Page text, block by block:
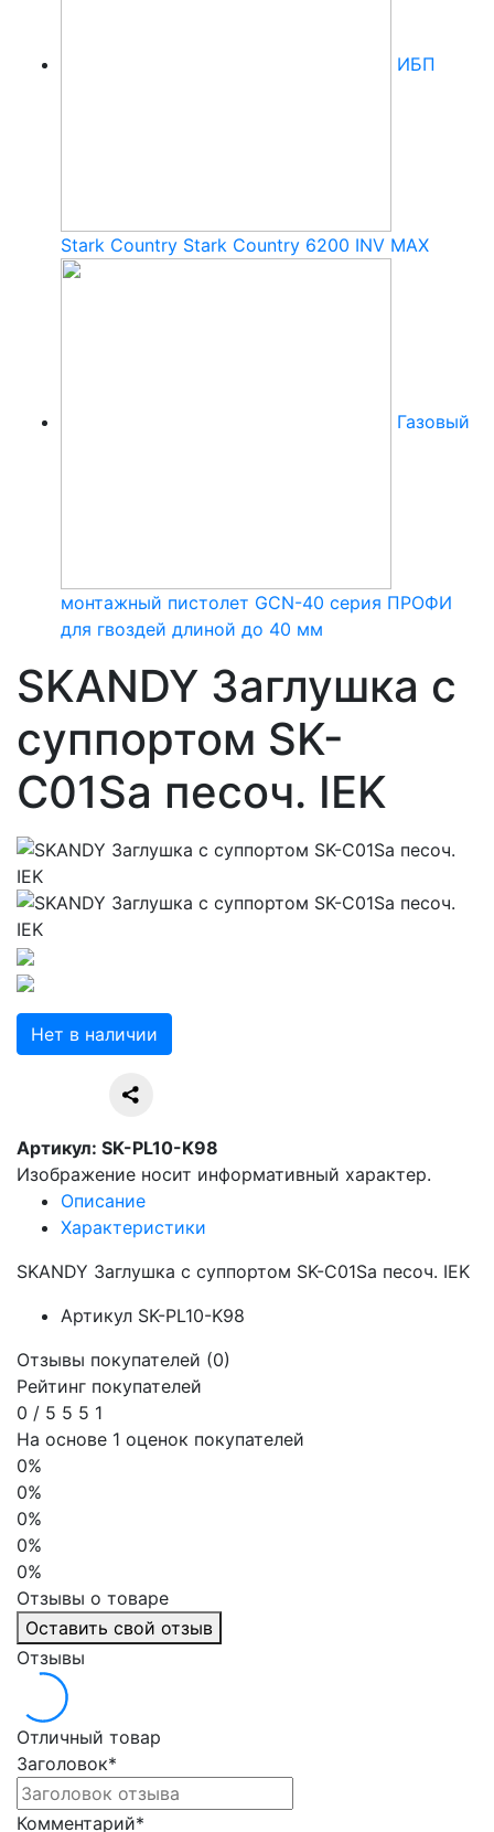
ИБП
Stark Country Stark Country 6200 INV MAX
Газовый
монтажный пистолет GCN-40 серия ПРОФИ
для гвоздей длиной до 40 мм
SKANDY Заглушка с
суппортом SK-
C01Sa песоч. IEK
Нет в наличии
Артикул: SK-PL10-K98
Изображение носит информативный характер.
Описание
Характеристики
SKANDY Заглушка с суппортом SK-C01Sa песоч. IEK
Артикул SK-PL10-K98
Отзывы покупателей (0)
Рейтинг покупателей
0 / 5 5 5 1
На основе 1 оценок покупателей
0%
0%
0%
0%
0%
Отзывы о товаре
Оставить свой отзыв
Отзывы
Отличный товар
Заголовок*
Комментарий*